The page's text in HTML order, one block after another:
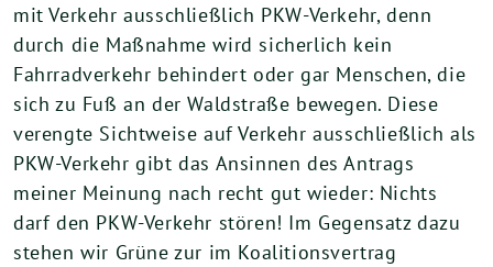
mit Verkehr ausschließlich PKW-Verkehr, denn
durch die Maßnahme wird sicherlich kein
Fahrradverkehr behindert oder gar Menschen, die
sich zu Fuß an der Waldstraße bewegen. Diese
verengte Sichtweise auf Verkehr ausschließlich als
PKW-Verkehr gibt das Ansinnen des Antrags
meiner Meinung nach recht gut wieder: Nichts
darf den PKW-Verkehr stören! Im Gegensatz dazu
stehen wir Grüne zur im Koalitionsvertrag